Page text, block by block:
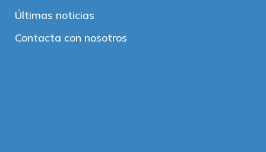
Últimas noticias
Contacta con nosotros